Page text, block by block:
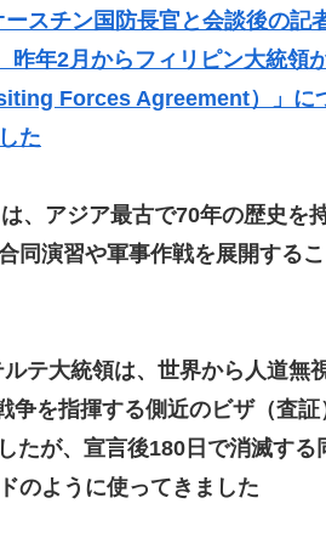
スチン国防長官と会談後の記
昨年2月からフィリピン大統領
Forces Agreement）」に
た
、アジア最古で70年の歴史を
同演習や軍事作戦を展開する
テ大統領は、世界から人道無
争を指揮する側近のビザ（査証
たが、宣言後180日で消滅する
のように使ってきました